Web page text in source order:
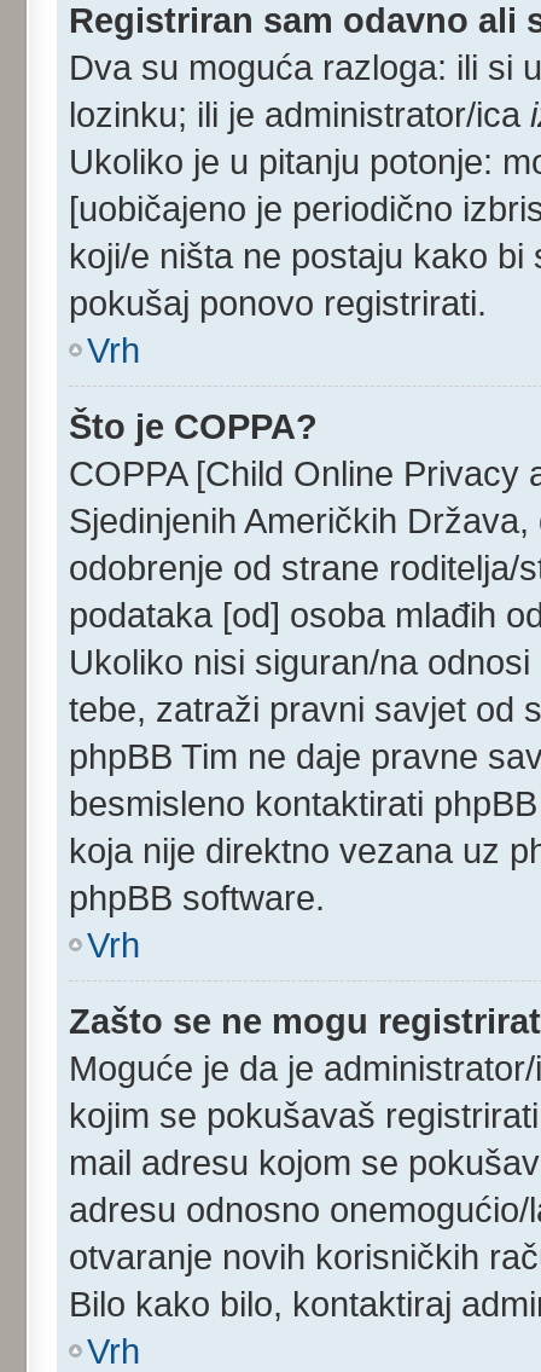
Registriran sam odavno ali
Dva su moguća razloga: ili si
lozinku; ili je administrator/ica
Ukoliko je u pitanju potonje:
[uobičajeno je periodično
koji/e ništa ne postaju kako
pokušaj ponovo registrirati.
Vrh
Što je COPPA?
COPPA [Child Online Privacy
Sjedinjenih Američkih
odobrenje od strane roditelja/
podataka [od] osoba mlađih
Ukoliko nisi siguran/na
tebe, zatraži pravni savjet od
phpBB Tim ne daje pravne
besmisleno kontaktirati
koja nije direktno vezana uz
phpBB software.
Vrh
Zašto se ne mogu
Moguće je da je
kojim se pokušavaš
mail adresu kojom se
adresu odnosno
otvaranje novih korisničkih
Bilo kako bilo, kontaktiraj
Vrh